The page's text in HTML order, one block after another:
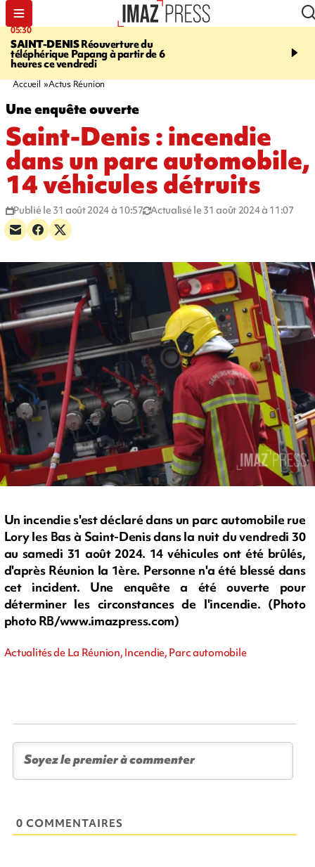
05:30
SAINT-DENISRéouverture du
téléphérique Papang à partir de 6
heures ce vendredi
07:00
Un vendredi
Accueil Actus Réunion
Une enquête ouverte
Saint-Denis : incendie
dans un parc automobile,
14 véhicules détruits
Publié le 31 août 2024 à 10:57 Actualisé le 31 août 2024 à 11:07
Un incendie s'est déclaré dans un parc automobile rue
Lory les Bas à Saint-Denis dans la nuit du vendredi 30
au samedi 31 août 2024. 14 véhicules ont été brûlés,
d'après Réunion la 1ère. Personne n'a été blessé dans
cet incident. Une enquête a été ouverte pour
déterminer les circonstances de l'incendie. (Photo
photo RB/www.imazpress.com)
Actualités de La Réunion, Incendie, Parc automobile
0 COMMENTAIRES